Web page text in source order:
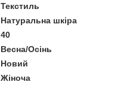
Текстиль
Натуральна шкіра
40
Весна/Осінь
Новий
Жіноча